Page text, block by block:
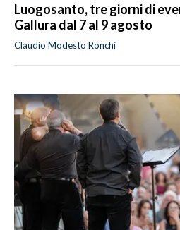
Luogosanto, tre giorni di
Gallura dal 7 al 9 agosto
Claudio Modesto Ronchi